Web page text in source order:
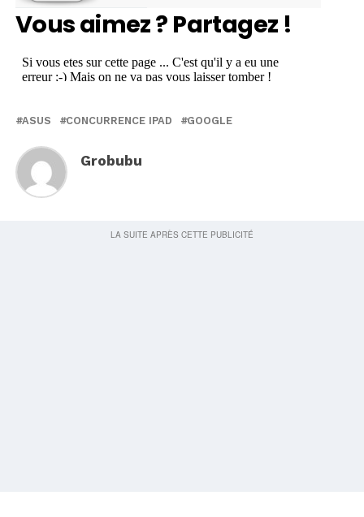
Vous aimez ? Partagez !
ASUS CONCURRENCE IPAD GOOGLE
Grobubu